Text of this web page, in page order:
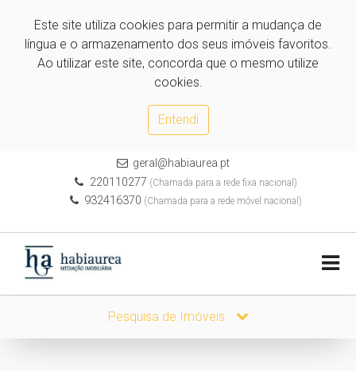
Este site utiliza cookies para permitir a mudança de
língua e o armazenamento dos seus imóveis favoritos.
Ao utilizar este site, concorda que o mesmo utilize
cookies.
Entendi
geral@habiaurea.pt
220110277 (Chamada para a rede fixa nacional)
932416370 (Chamada para a rede móvel nacional)
Pesquisa de Imóveis